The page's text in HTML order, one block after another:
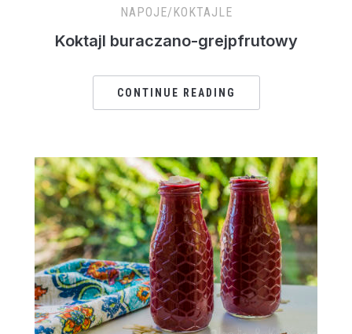
NAPOJE/KOKTAJLE
Koktajl buraczano-grejpfrutowy
CONTINUE READING